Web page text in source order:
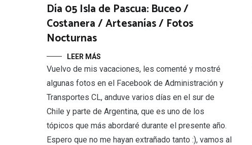
Día 05 Isla de Pascua: Buceo /
Costanera / Artesanías / Fotos
Nocturnas
LEER MÁS
Vuelvo de mis vacaciones, les comenté y mostré
algunas fotos en el Facebook de Administración y
Transportes CL, anduve varios días en el sur de
Chile y parte de Argentina, que es uno de los
tópicos que más abordaré durante el presente año.
Espero que no me hayan extrañado tanto :), vamos al